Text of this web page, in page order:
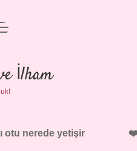
İlham
otu nerede yetişir